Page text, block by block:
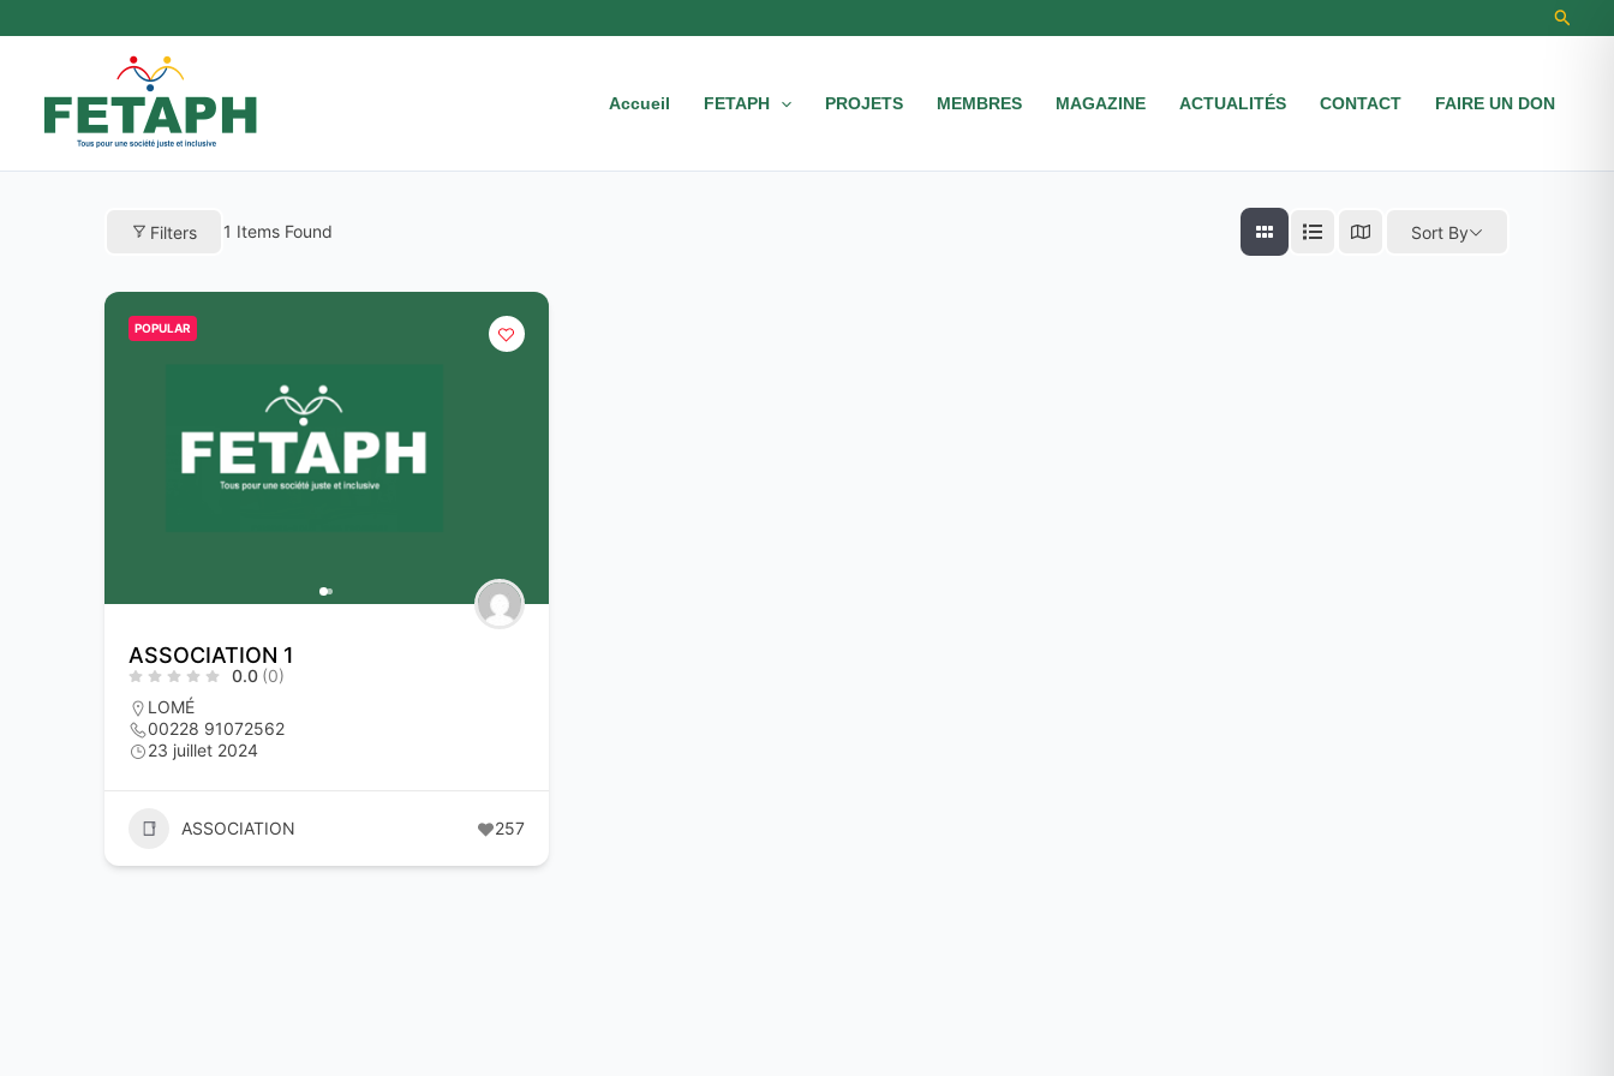
Accueil FETAPH PROJETS MEMBRES MAGAZINE ACTUALITÉS CONTACT FAIRE UN DON
Filters 1 Items Found Sort By
POPULAR
ASSOCIATION 1
0.0 (0)
LOMÉ
00228 91072562
23 juillet 2024
ASSOCIATION 257